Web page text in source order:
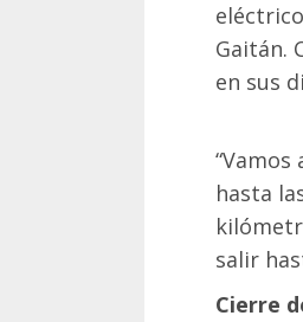
Gaitán.
en sus
hasta
salir
Cierre